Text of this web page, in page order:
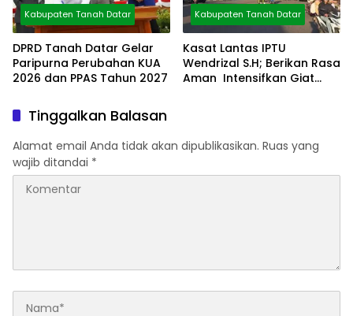
Kabupaten Tanah Datar
DPRD Tanah Datar Gelar
Paripurna Perubahan KUA
2026 dan PPAS Tahun 2027
Kabupaten Tanah Datar
Kasat Lantas IPTU
Wendrizal S.H; Berikan Rasa
Aman Intensifkan Giat
Tinggalkan Balasan
Alamat email Anda tidak akan dipublikasikan. Ruas yang
wajib ditandai *